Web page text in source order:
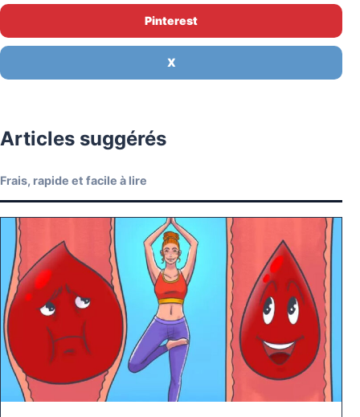
Pinterest
X
Articles suggérés
Frais, rapide et facile à lire